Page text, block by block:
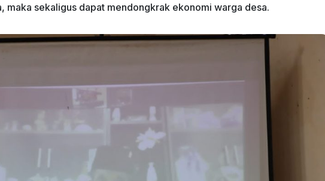
maka sekaligus dapat mendongkrak ekonomi warga desa.